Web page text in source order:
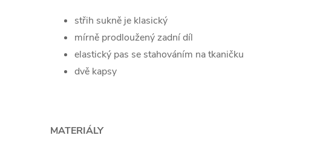
střih sukně je klasický
mírně prodloužený zadní díl
elastický pas se stahováním na tkaničku
dvě kapsy
MATERIÁLY